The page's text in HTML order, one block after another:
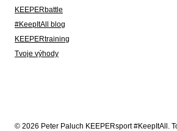
KEEPERbattle
#KeepItAll blog
KEEPERtraining
Tvoje výhody
© 2026 Peter Paluch KEEPERsport #KeepItAll.